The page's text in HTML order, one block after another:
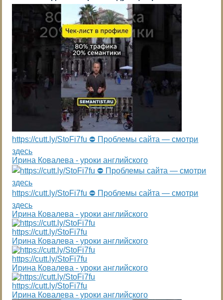
https://cutt.ly/StoFi7fu ⛔ Проблемы сайта — смотри
здесь
Ирина Ковалева - уроки английского
https://cutt.ly/StoFi7fu ⛔ Проблемы сайта — смотри
здесь
Ирина Ковалева - уроки английского
https://cutt.ly/StoFi7fu
Ирина Ковалева - уроки английского
https://cutt.ly/StoFi7fu
Ирина Ковалева - уроки английского
https://cutt.ly/StoFi7fu
Ирина Ковалева - уроки английского